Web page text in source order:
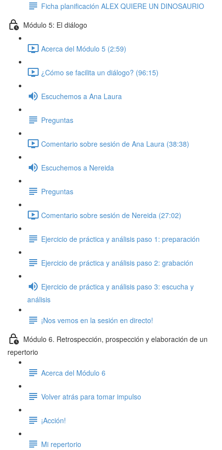
Ficha planificación ALEX QUIERE UN DINOSAURIO
Módulo 5: El diálogo
Acerca del Módulo 5 (2:59)
¿Cómo se facilita un diálogo? (96:15)
Escuchemos a Ana Laura
Preguntas
Comentario sobre sesión de Ana Laura (38:38)
Escuchemos a Nereida
Preguntas
Comentario sobre sesión de Nereida (27:02)
Ejercicio de práctica y análisis paso 1: preparación
Ejercicio de práctica y análisis paso 2: grabación
Ejercicio de práctica y análisis paso 3: escucha y
análisis
¡Nos vemos en la sesión en directo!
Módulo 6. Retrospección, prospección y elaboración de un
repertorio
Acerca del Módulo 6
Volver atrás para tomar impulso
¡Acción!
Mi repertorio